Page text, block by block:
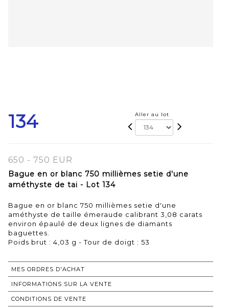
134 Aller au lot
650 - 750 EUR
Bague en or blanc 750 millièmes setie d'une
améthyste de tai - Lot 134
Bague en or blanc 750 millièmes setie d'une
améthyste de taille émeraude calibrant 3,08 carats
environ épaulé de deux lignes de diamants
baguettes.
Poids brut : 4,03 g - Tour de doigt : 53
MES ORDRES D'ACHAT
INFORMATIONS SUR LA VENTE
CONDITIONS DE VENTE